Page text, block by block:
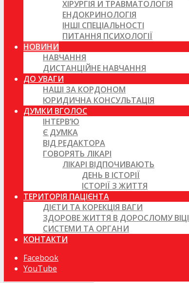
ХІРУРГІЯ И ТРАВМАТОЛОГІЯ
ЕНДОКРИНОЛОГІЯ
ІНШІ СПЕЦІАЛЬНОСТІ
ПИТАННЯ ПСИХОЛОГІЇ
НОВИНИ
НАВЧАННЯ
ДИСТАНЦІЙНЕ НАВЧАННЯ
ДО УВАГИ
НАШІ ЗА КОРДОНОМ
ЮРИДИЧНА КОНСУЛЬТАЦІЯ
ДУМКИ ВГОЛОС
ІНТЕРВ’Ю
Є ДУМКА
ВІД РЕДАКТОРА
ГОВОРЯТЬ ЛІКАРІ
ЛІКАРІ ВІДПОЧИВАЮТЬ
ДЕНЬ В ІСТОРІЇ
ІСТОРІЇ З ЖИТТЯ
ТЕРИТОРІЯ ПАЦІЄНТА
ДІЄТИ ТА КОРЕКЦІЯ ВАГИ
ЗДОРОВЕ ЖИТТЯ В ДОРОСЛОМУ ВІЦІ
СИСТЕМИ ТА ОРГАНИ
КОНТАКТИ
Facebook
YouTube